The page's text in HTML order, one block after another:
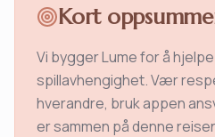
Kort
Vi bygger Lume for å
spillavhengighet. Vær
hverandre, bruk appen
er sammen på denne